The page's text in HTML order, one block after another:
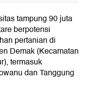
tampung 90 juta
berpotensi
pertanian di
Demak (Kecamatan
termasuk
dan Tanggung